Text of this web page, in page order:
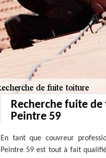
Recherche fuite
Peintre 59
En tant que couvreur
Peintre 59 est tout à fait